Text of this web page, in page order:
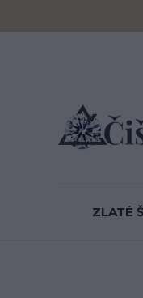
ZLATÉ